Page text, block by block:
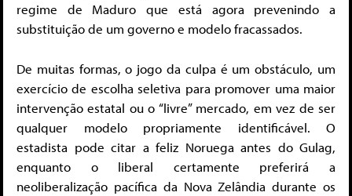
regime de Maduro que está agora prevenindo a
substituição de um governo e modelo fracassados.
De muitas formas, o jogo da culpa é um obstáculo, um
exercício de escolha seletiva para promover uma maior
intervenção estatal ou o “livre” mercado, em vez de ser
qualquer modelo propriamente identificável. O
estadista pode citar a feliz Noruega antes do Gulag,
enquanto o liberal certamente preferirá a
neoliberalização pacífica da Nova Zelândia durante os